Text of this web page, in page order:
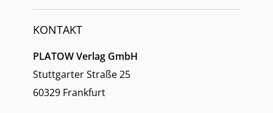
KONTAKT
PLATOW Verlag GmbH
Stuttgarter Straße 25
60329 Frankfurt